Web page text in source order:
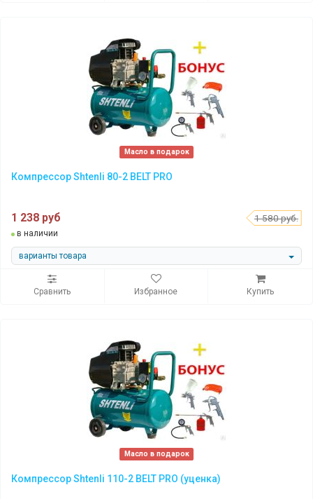
Масло в подарок
Компрессор Shtenli 80-2 BELT PRO
1 238 руб 1 580 руб.
в наличии
варианты товара
Сравнить Избранное Купить
Масло в подарок
Компрессор Shtenli 110-2 BELT PRO (уценка)